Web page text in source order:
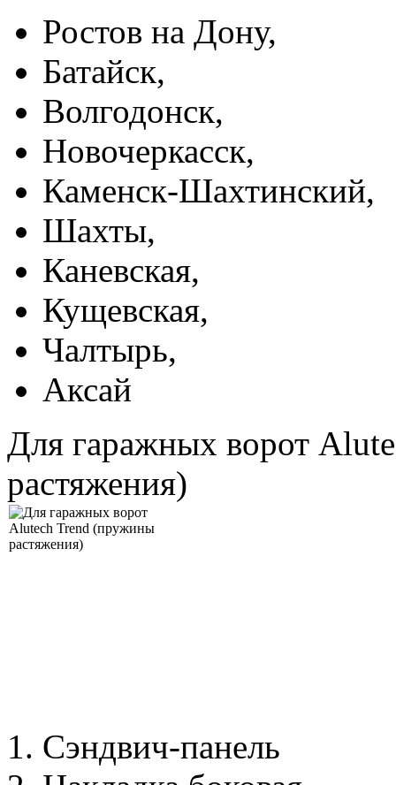
Ростов на Дону,
Батайск,
Волгодонск,
Новочеркасск,
Каменск-Шахтинский,
Шахты,
Каневская,
Кущевская,
Чалтырь,
Аксай
Для гаражных ворот
растяжения)
1. Сэндвич-панель